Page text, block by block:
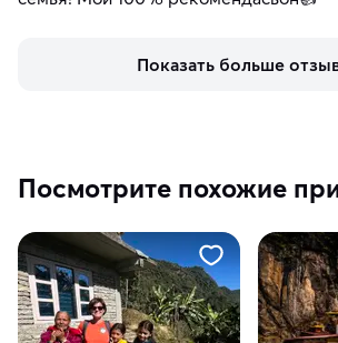
Показать больше
Посмотрите похожие